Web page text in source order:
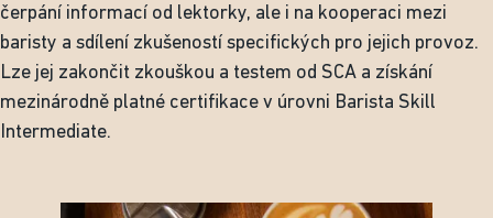
čerpání informací od lektorky, ale i na kooperaci mezi
baristy a sdílení zkušeností specifických pro jejich provoz.
Lze jej zakončit zkouškou a testem od SCA a získání
mezinárodně platné certifikace v úrovni Barista Skill
Intermediate.